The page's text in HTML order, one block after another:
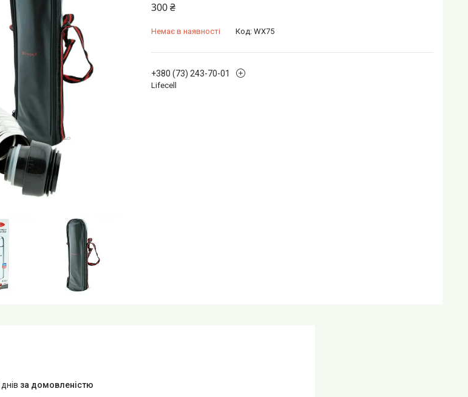
300 ₴
Немає в наявності Код: WX75
+380 (73) 243-70-01
Lifecell
за домовленістю